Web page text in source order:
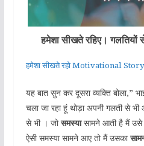
हमेशा सीखते रहिए।
हमेशा सीखते रहो Motivational
यह बात सुन कर दूसरा व्यक्ति बोला,”
चला जा रहा हूं थोड़ा अपनी गलती से
से भी । जोसमस्यासामने आती है मैं उसे
ऐसी समस्या सामने आए तो मैं उसका